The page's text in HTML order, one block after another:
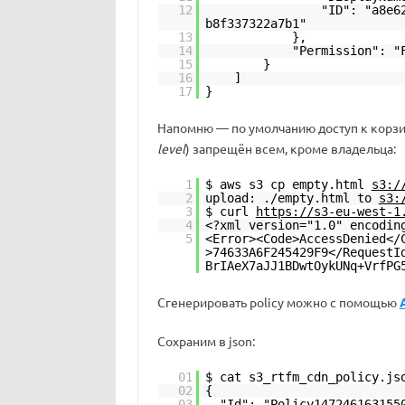
12
"ID":
b8f337322a7b1"
13
},
14
"Permission":
15
}
16
]
17
}
Напомню — по умолчанию доступ к
level) запрещён всем, кроме владельца:
1 $ aws s3 cp empty.html
2
upload: ./empty.html to
3
$ curl
https://s3-eu-west-
4
<?xml version="1.0"
5
<Error><Code>AccessDenied</
>74633A6F245429F9</
Сгенерировать policy можно с помощью
Сохраним в json:
01
$ cat
02
{